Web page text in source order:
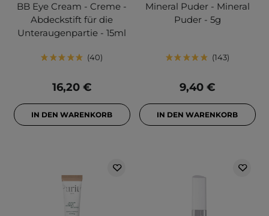
BB Eye Cream - Creme -
Abdeckstift für die
Unteraugenpartie - 15ml
40
16,20 €
IN DEN WARENKORB
Mineral Puder - Mineral
Puder - 5g
143
9,40 €
IN DEN WARENKORB